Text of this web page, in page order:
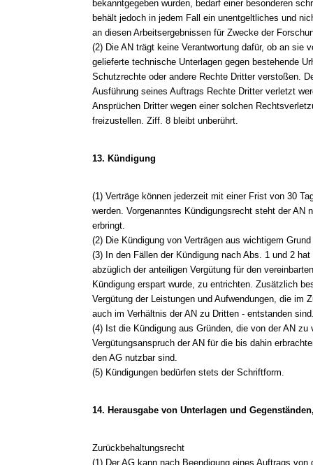
bekanntgegeben wurden, bedarf einer besonderen
behält jedoch in jedem Fall ein unentgeltliches und
an diesen Arbeitsergebnissen für Zwecke der
(2) Die AN trägt keine Verantwortung dafür, ob an sie
gelieferte technische Unterlagen gegen bestehende
Schutzrechte oder andere Rechte Dritter verstoßen.
Ausführung seines Auftrags Rechte Dritter verletzt
Ansprüchen Dritter wegen einer solchen
freizustellen. Ziff. 8 bleibt unberührt.
13. Kündigung
(1) Verträge können jederzeit mit einer Frist von 30
werden. Vorgenanntes Kündigungsrecht steht der AN
erbringt.
(2) Die Kündigung von Verträgen aus wichtigem
(3) In den Fällen der Kündigung nach Abs. 1 und 2
abzüglich der anteiligen Vergütung für den
Kündigung erspart wurde, zu entrichten. Zusätzlich
Vergütung der Leistungen und Aufwendungen, die im
auch im Verhältnis der AN zu Dritten - entstanden
(4) Ist die Kündigung aus Gründen, die von der AN
Vergütungsanspruch der AN für die bis dahin
den AG nutzbar sind.
(5) Kündigungen bedürfen stets der Schriftform.
14. Herausgabe von Unterlagen und
Zurückbehaltungsrecht
(1) Der AG kann nach Beendigung eines Auftrags von